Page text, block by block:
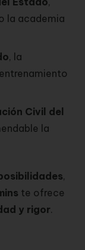
la academia
, la
Civil del
la
,
te ofrece
y rigor.